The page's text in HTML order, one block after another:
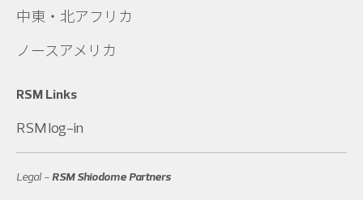
中東・北アフリカ
ノースアメリカ
RSM Links
RSM log-in
Legal -RSM Shiodome Partners